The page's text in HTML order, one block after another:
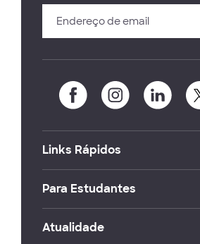
Links Rápidos
Para Estudantes
Atualidade